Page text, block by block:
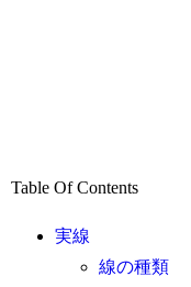
Table Of Contents
実線
線の種類